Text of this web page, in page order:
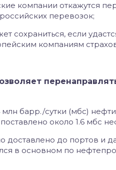
компании откажутся
перевозок;
сохраниться, если
компаниям
млн барр./сутки (мбс)
около 1.6 мбс
доставлено до портов и
в основном по